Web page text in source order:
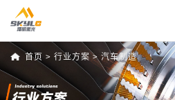
首页 > 行业方案> 汽车制造